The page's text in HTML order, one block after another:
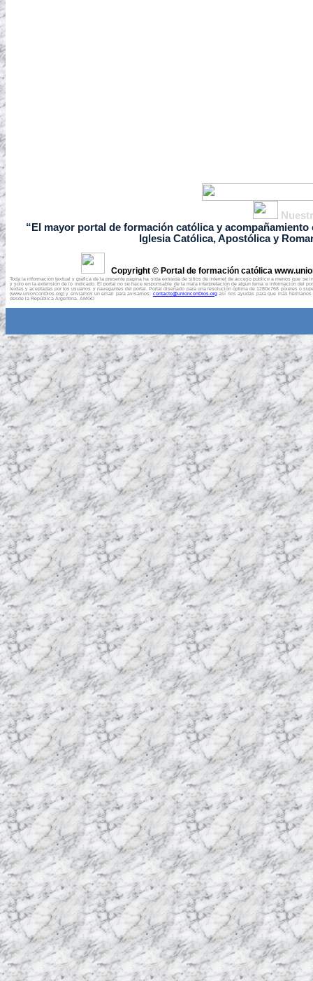
“El mayor portal de formación católica y
Iglesia Católica, Apostólica y
Copyright © Portal de formación católica
Toda la información textual y gráfica de la presente página ha sida extraída de sitios de internet de acceso público a menos que
y sólo en la extensión de lo indicado. El portal no se hace responsable de la mala interpretación de algún tema e información del
leídas y aceptadas por los usuarios y navegantes del portal. Portal diseñado para una resolución óptima de 1280x768 píxeles o
(www.unionconDios.org) y enviarnos un email para avisarnos: contacto@unionconDios.orgasí nos ayudas para que más
desde la República Argentina. AMGD